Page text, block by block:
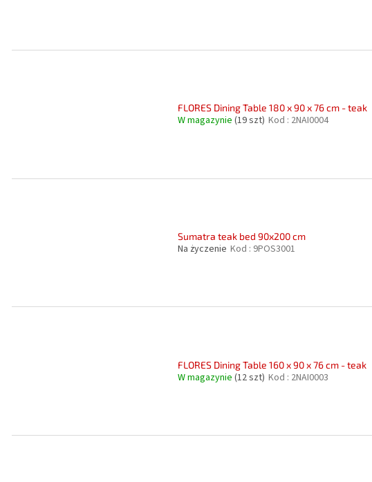
FLORES Dining Table 180 x 90 x 76 cm - teak
W magazynie (19 szt) Kod : 2NAI0004
Sumatra teak bed 90x200 cm
Na życzenie Kod : 9POS3001
FLORES Dining Table 160 x 90 x 76 cm - teak
W magazynie (12 szt) Kod : 2NAI0003